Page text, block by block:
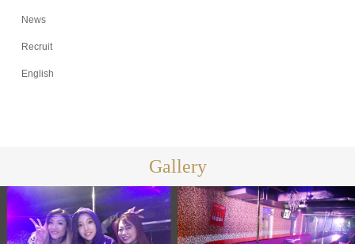
News
Recruit
English
Gallery